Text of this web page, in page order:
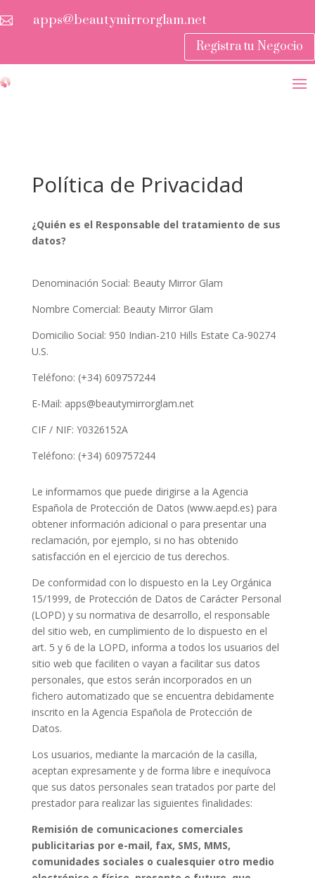
 apps@beautymirrorglam.net
Registra tu Negocio
Política de Privacidad
¿Quién es el Responsable del tratamiento de sus
datos?
Denominación Social: Beauty Mirror Glam
Nombre Comercial: Beauty Mirror Glam
Domicilio Social: 950 Indian-210 Hills Estate Ca-90274
U.S.
Teléfono: (+34) 609757244
E-Mail: apps@beautymirrorglam.net
CIF / NIF: Y0326152A
Teléfono: (+34) 609757244
Le informamos que puede dirigirse a la Agencia
Española de Protección de Datos (www.aepd.es) para
obtener información adicional o para presentar una
reclamación, por ejemplo, si no has obtenido
satisfacción en el ejercicio de tus derechos.
De conformidad con lo dispuesto en la Ley Orgánica
15/1999, de Protección de Datos de Carácter Personal
(LOPD) y su normativa de desarrollo, el responsable
del sitio web, en cumplimiento de lo dispuesto en el
art. 5 y 6 de la LOPD, informa a todos los usuarios del
sitio web que faciliten o vayan a facilitar sus datos
personales, que estos serán incorporados en un
fichero automatizado que se encuentra debidamente
inscrito en la Agencia Española de Protección de
Datos.
Los usuarios, mediante la marcación de la casilla,
aceptan expresamente y de forma libre e inequívoca
que sus datos personales sean tratados por parte del
prestador para realizar las siguientes finalidades:
Remisión de comunicaciones comerciales
publicitarias por e-mail, fax, SMS, MMS,
comunidades sociales o cualesquier otro medio